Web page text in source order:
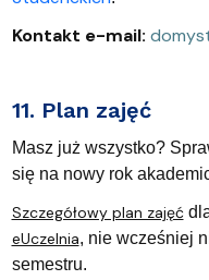
Kontakt e-mail:
11. Plan zajęć
Masz już wszystko?
się na nowy rok
Szczegółowy plan zajęć
eUczelnia, nie wcześniej
semestru.